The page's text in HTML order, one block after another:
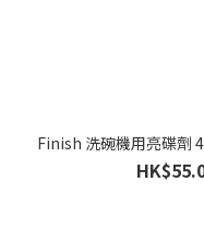
Finish 洗碗機用亮碟劑